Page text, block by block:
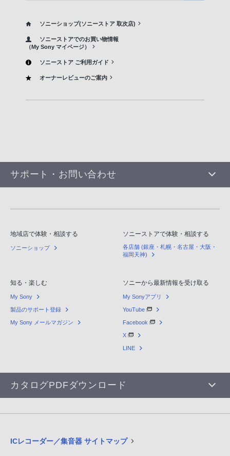
ソニーショップ(ソニーストア 取次店)
ソニーストアでのお買い物情報
（My Sony マイページ）
ソニーストア ご利用ガイド
オーナーレビューのご案内
サポート・お問い合わせ
地域店で体験・相談する
ソニーショップ
ソニーストアで体験・相談する
各店舗 (銀座・札幌・名古屋・大阪・
福岡天神)
知る・楽しむ
My Sony
製品のサポート登録
My Sony メールマガジン
ソニーから最新情報を受け取る
My Sonyアプリ
YouTube
Facebook
X
LINE
カタログPDFダウンロード
ICレコーダー／集音器 サイトマップ